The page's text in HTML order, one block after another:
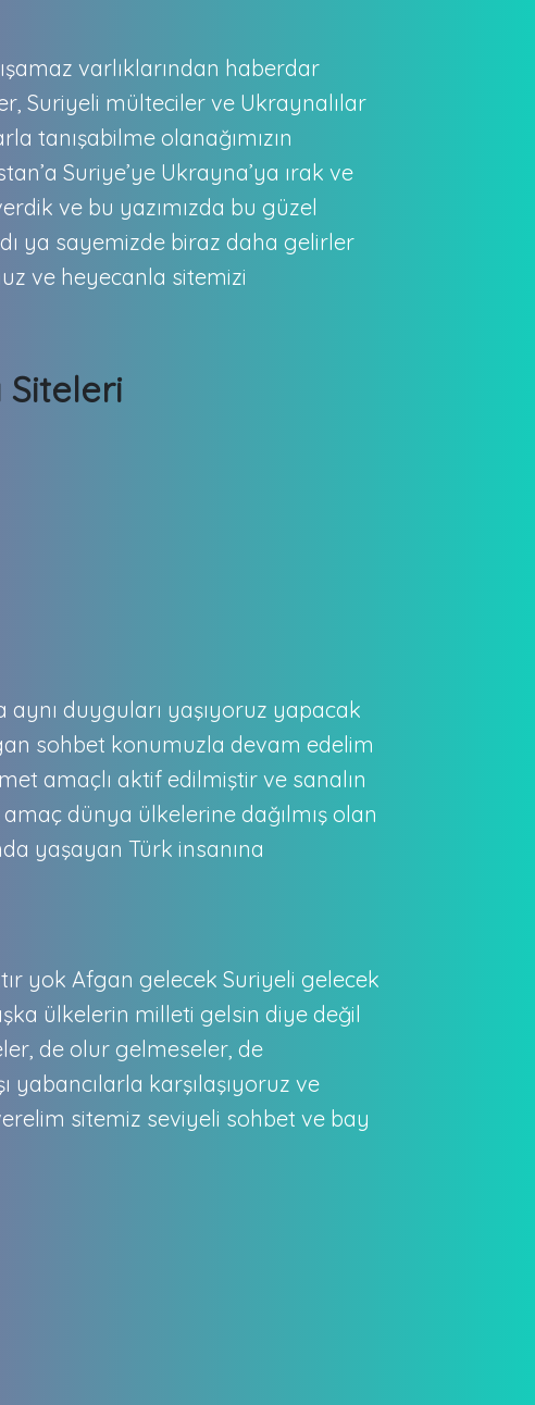
varlıklarından haberdar
Suriyeli mülteciler ve Ukraynalılar
tanışabilme olanağımızın
Suriye’ye Ukrayna’ya ırak ve
ve bu yazımızda bu güzel
ya sayemizde biraz daha gelirler
ve heyecanla sitemizi
Siteleri
duyguları yaşıyoruz yapacak
sohbet konumuzla devam edelim
amaçlı aktif edilmiştir ve sanalın
dünya ülkelerine dağılmış olan
yaşayan Türk insanına
yok Afgan gelecek Suriyeli gelecek
ülkelerin milleti gelsin diye değil
de olur gelmeseler, de
yabancılarla karşılaşıyoruz ve
sitemiz seviyeli sohbet ve bay